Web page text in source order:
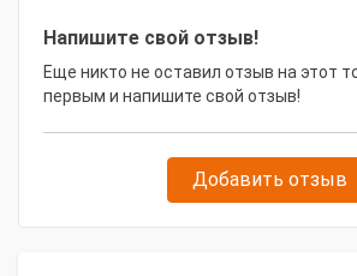
Напишите свой отзыв!
Еще никто не оставил отзыв на этот
первым и напишите свой отзыв!
Добавить отзыв